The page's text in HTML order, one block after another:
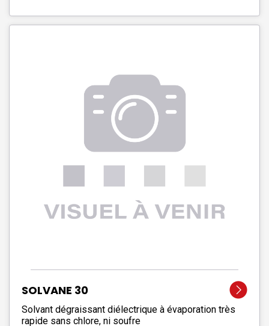
SOLVANE 30
Solvant dégraissant diélectrique à évaporation très
rapide sans chlore, ni soufre